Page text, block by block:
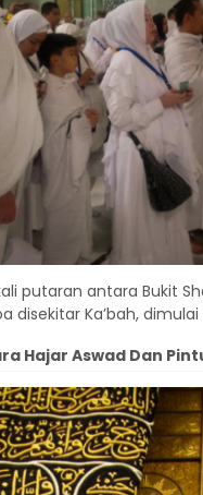
putaran antara Bukit
Ka’bah,
Hajar Aswad Dan